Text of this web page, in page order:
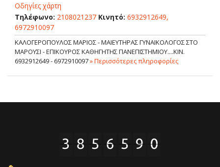
Οδηγίες χάρτη
Τηλέφωνο: 2108021237 Κινητό: 6932912649,
6972910097
ΚΑΛΟΓΕΡΟΠΟΥΛΟΣ ΜΑΡΙΟΣ - ΜΑΙΕΥΤΗΡΑΣ ΓΥΝΑΙΚΟΛΟΓΟΣ ΣΤΟ
ΜΑΡΟΥΣΙ - ΕΠΙΚΟΥΡΟΣ ΚΑΘΗΓΗΤΗΣ ΠΑΝΕΠΙΣΤΗΜΙΟΥ....ΚΙΝ.
6932912649 - 6972910097» Περισσότερες πληροφορίες